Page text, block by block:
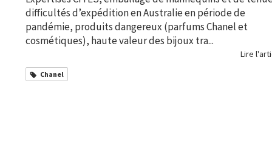
difficultés d’expédition en Australie en période de
pandémie, produits dangereux (parfums Chanel et
cosmétiques), haute valeur des bijoux tra...
Lire
Chanel